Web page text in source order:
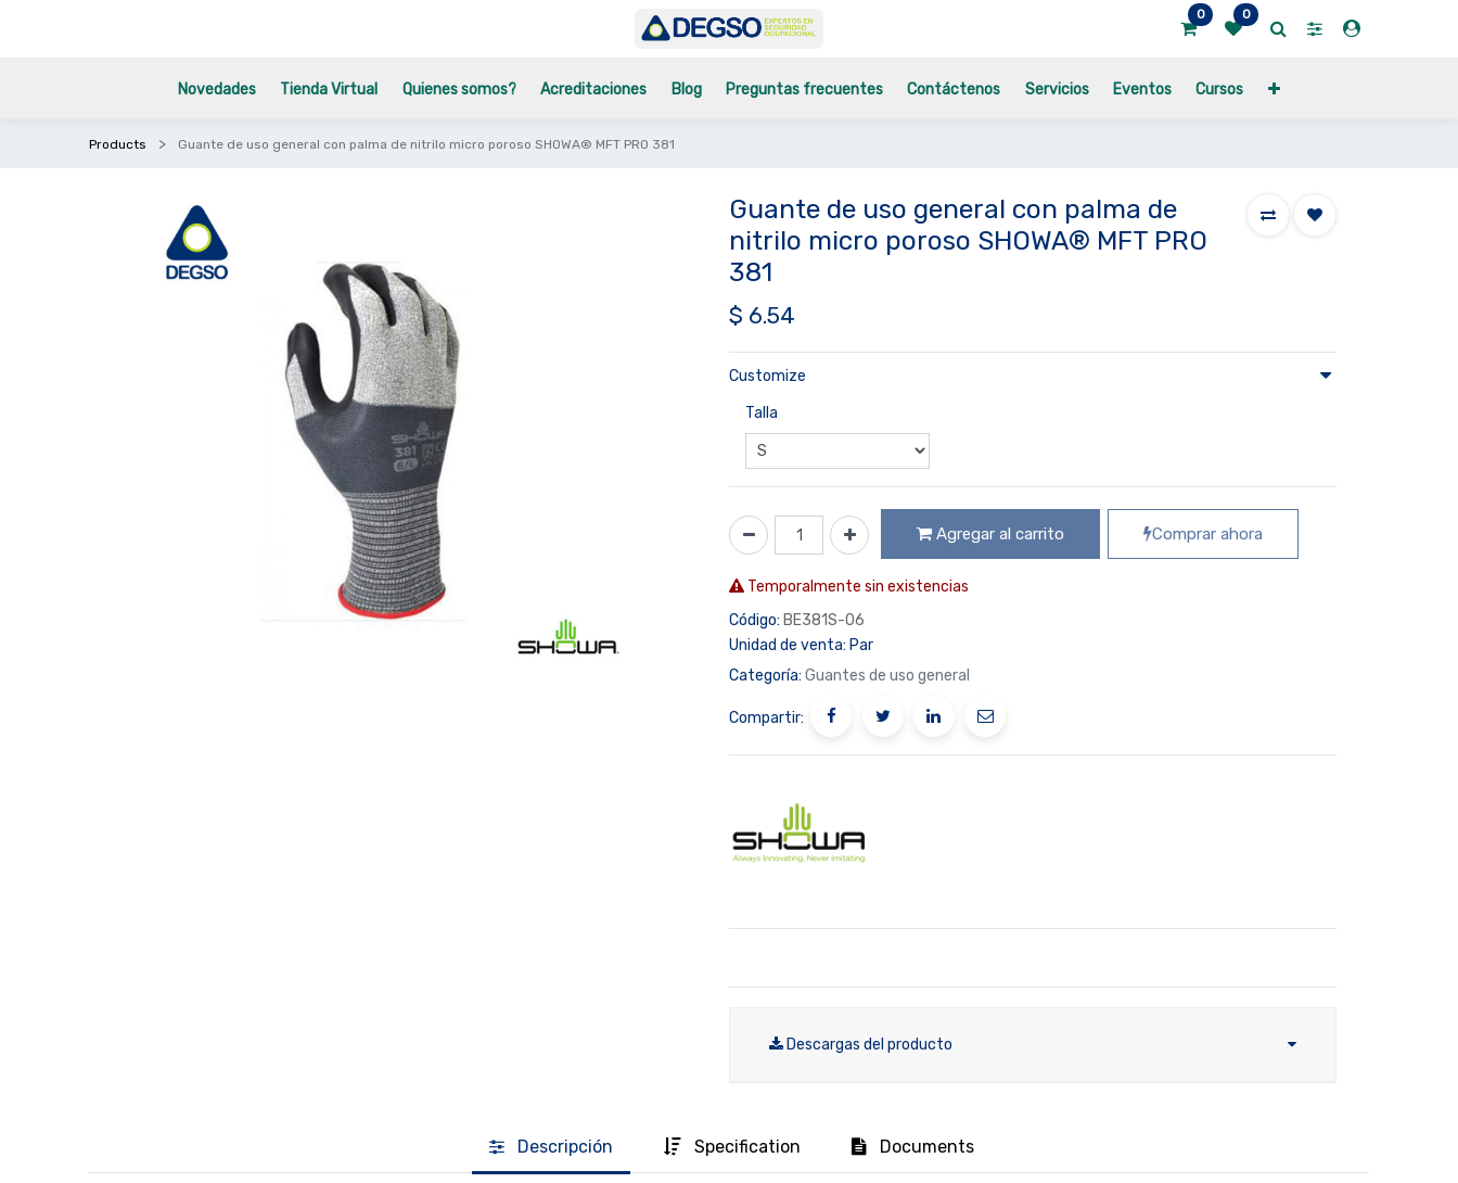
0 0
Novedades Tienda Virtual Quienes somos? Acreditaciones Blog Preguntas frecuentes Contáctenos Servicios Eventos Cursos
Products Guante de uso general con palma de nitrilo micro poroso SHOWA® MFT PRO 381
Guante de uso general con palma de
nitrilo micro poroso SHOWA® MFT PRO
381
$ 6.54
Customize
Talla
Agregar al carrito Comprar ahora
Temporalmente sin existencias
Código: BE381S-06
Unidad de venta: Par
Categoría: Guantes de uso general
Compartir:
Descargas del producto
Descripción Specification Documents